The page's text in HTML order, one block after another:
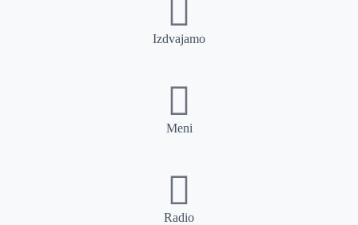
Izdvajamo
Meni
Radio